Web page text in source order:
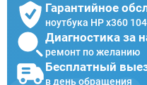
Гарантийное
ноутбука HP x360
Диагностика за
ремонт по желанию
Бесплатный
в день обращения